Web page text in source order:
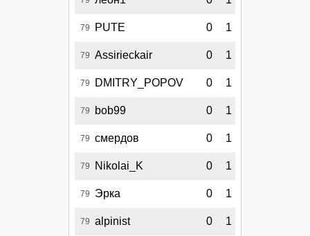
79 PUTE 0 1
79 Assirieckair 0 1
79 DMITRY_POPOV 0 1
79 bob99 0 1
79 смердов 0 1
79 Nikolai_K 0 1
79 Эрка 0 1
79 alpinist 0 1